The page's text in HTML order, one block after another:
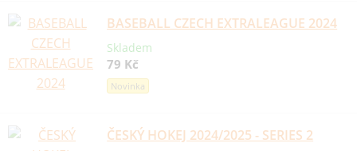
BASEBALL CZECH EXTRALEAGUE 2024
Skladem
79 Kč
Novinka
ČESKÝ HOKEJ 2024/2025 - SERIES 2